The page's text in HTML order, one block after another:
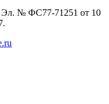
Эл. № ФС77-71251 от 10